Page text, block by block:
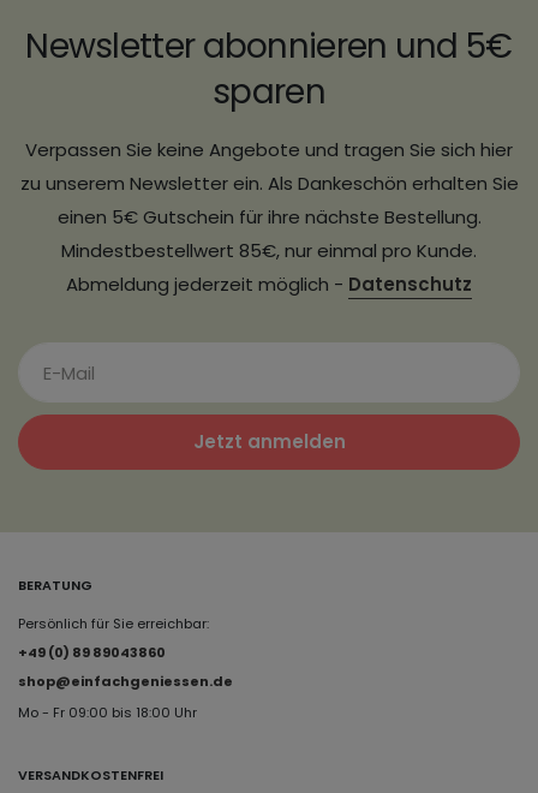
Newsletter abonnieren und 5€
sparen
Verpassen Sie keine Angebote und tragen Sie sich hier
zu unserem Newsletter ein. Als Dankeschön erhalten Sie
einen 5€ Gutschein für ihre nächste Bestellung.
Mindestbestellwert 85€, nur einmal pro Kunde.
Abmeldung jederzeit möglich - Datenschutz
Jetzt anmelden
BERATUNG
Persönlich für Sie erreichbar:
+49 (0) 89 89043860
shop@einfachgeniessen.de
Mo - Fr 09:00 bis 18:00 Uhr
VERSANDKOSTENFREI